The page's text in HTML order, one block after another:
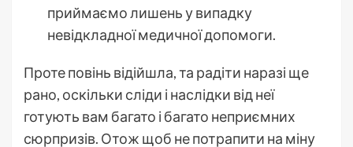
приймаємо лишень у випадку
невідкладної медичної допомоги.
Проте повінь відійшла, та радіти наразі ще
рано, оскільки сліди і наслідки від неї
готують вам багато і багато неприємних
сюрпризів. Отож щоб не потрапити на міну